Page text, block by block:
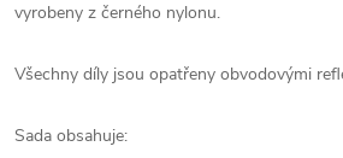
vyrobeny z černého nylonu.
Všechny díly jsou opatřeny obvodovými
Sada obsahuje: